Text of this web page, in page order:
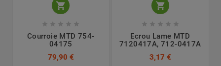

    
Courroie MTD 754-
04175
79,90 €

    
Ecrou Lame MTD
7120417A, 712-0417A
3,17 €